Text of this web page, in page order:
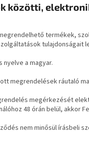
közötti,
termékek,
tulajdonságait
a magyar.
megrendelések ráutaló
megérkezését
48 órán belül, akkor
nem minősül írásbeli